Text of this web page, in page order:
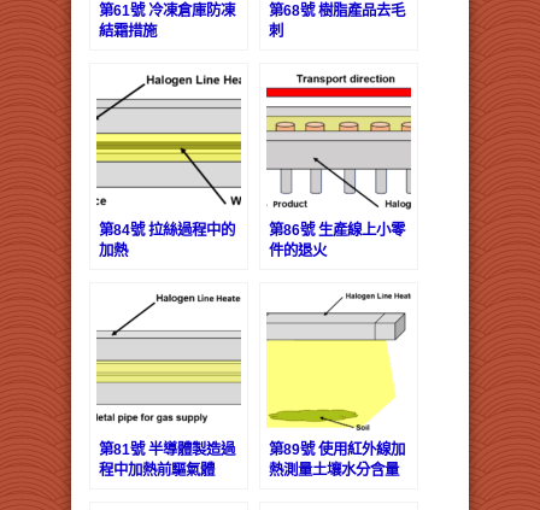
第61號 冷凍倉庫防凍
結霜措施
第68號 樹脂產品去毛
刺
第84號 拉絲過程中的
加熱
第86號 生產線上小零
件的退火
第81號 半導體製造過
程中加熱前驅氣體
第89號 使用紅外線加
熱測量土壤水分含量